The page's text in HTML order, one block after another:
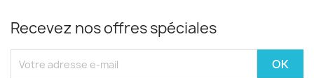
Recevez nos offres spéciales